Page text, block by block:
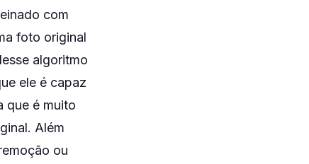
com
foto original
algoritmo
ele é capaz
que é muito
Além
ou